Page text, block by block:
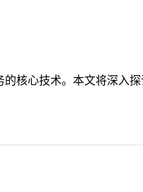
的核心技术。本文将深入